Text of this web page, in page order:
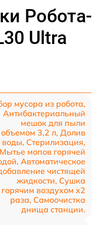
Робота-
Ultra
мусора из робота,
Антибактериальный
мешок для пыли
объемом 3,2 л, Долив
воды, Стерилизация,
Мытье мопов горячей
Автоматическое
чистящей
жидкости, Сушка
горячим воздухом x2
раза, Самоочистка
днища станции.